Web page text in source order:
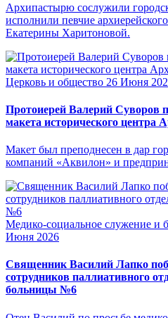
Архипастырю сослужили
исполнили певчие
Екатерины Харитоновой.
Церковь и общество 26 Июня
Протоиерей Валерий Суворов
макета исторического центра
Макет был преподнесен в дар
компаний «Аквилон» и
Медико-социальное служение и
Июня 2026
Священник Василий Лапко
сотрудников паллиативного
больницы №6